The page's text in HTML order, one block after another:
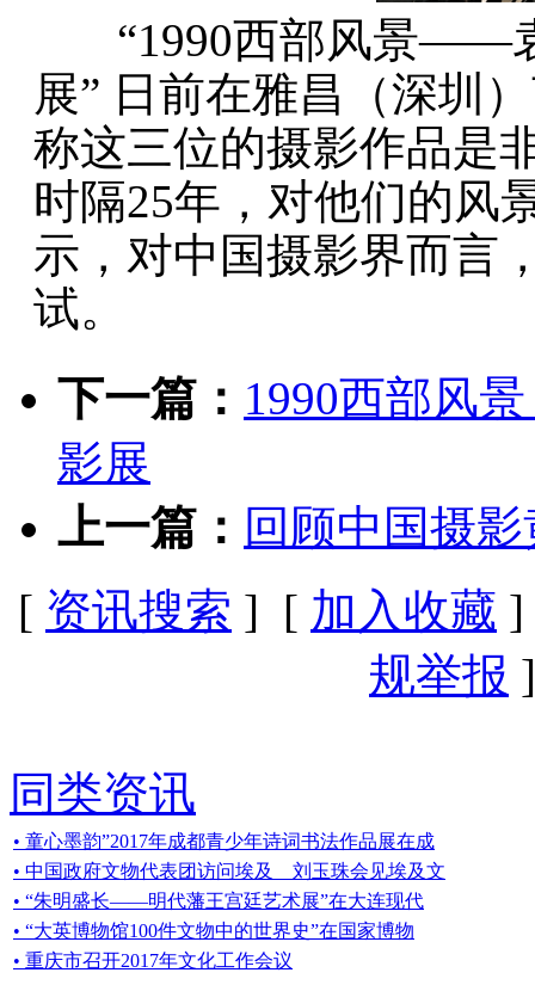
“1990西部风景——袁
展” 日前在雅昌（深圳
称这三位的摄影作品是
时隔25年，对他们的风
示，对中国摄影界而言
试。
下一篇： 1990西部风
影展
上一篇： 回顾中国摄
[ 资讯搜索 ] [ 加入收藏
规举报
同类资讯
• 童心墨韵”2017年成都青少年诗词书法作品展在成
• 中国政府文物代表团访问埃及 刘玉珠会见埃及文
• “朱明盛长——明代藩王宫廷艺术展”在大连现代
• “大英博物馆100件文物中的世界史”在国家博物
• 重庆市召开2017年文化工作会议